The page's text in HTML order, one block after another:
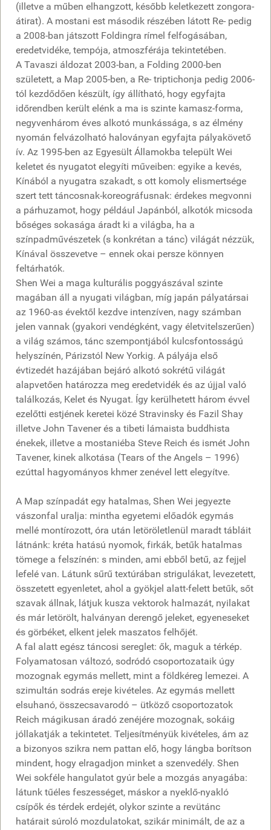
(illetve a műben elhangzott, később keletkezett zongora-
átirat). A mostani est második részében látott Re- pedig
a 2008-ban játszott Foldingra rímel felfogásában,
eredetvidéke, tempója, atmoszférája tekintetében.
A Tavaszi áldozat 2003-ban, a Folding 2000-ben
született, a Map 2005-ben, a Re- triptichonja pedig 2006-
tól kezdődően készült, így állítható, hogy egyfajta
időrendben került elénk a ma is szinte kamasz-forma,
negyvenhárom éves alkotó munkássága, s az élmény
nyomán felvázolható haloványan egyfajta pályakövető
ív. Az 1995-ben az Egyesült Államokba települt Wei
keletet és nyugatot elegyíti műveiben: egyike a kevés,
Kínából a nyugatra szakadt, s ott komoly elismertsége
szert tett táncosnak-koreográfusnak: érdekes megvonni
a párhuzamot, hogy például Japánból, alkotók micsoda
bőséges sokasága áradt ki a világba, ha a
színpadművészetek (s konkrétan a tánc) világát nézzük,
Kínával összevetve – ennek okai persze könnyen
feltárhatók.
Shen Wei a maga kulturális poggyászával szinte
magában áll a nyugati világban, míg japán pályatársai
az 1960-as évektől kezdve intenzíven, nagy számban
jelen vannak (gyakori vendégként, vagy életvitelszerűen)
a világ számos, tánc szempontjából kulcsfontosságú
helyszínén, Párizstól New Yorkig. A pályája első
évtizedét hazájában bejáró alkotó sokrétű világát
alapvetően határozza meg eredetvidék és az újjal való
találkozás, Kelet és Nyugat. Így kerülhetett három évvel
ezelőtti estjének keretei közé Stravinsky és Fazil Shay
illetve John Tavener és a tibeti lámaista buddhista
énekek, illetve a mostaniéba Steve Reich és ismét John
Tavener, kinek alkotása (Tears of the Angels – 1996)
ezúttal hagyományos khmer zenével lett elegyítve.
A Map színpadát egy hatalmas, Shen Wei jegyezte
vászonfal uralja: mintha egyetemi előadók egymás
mellé montírozott, óra után letöröletlenül maradt tábláit
látnánk: kréta hatású nyomok, firkák, betűk hatalmas
tömege a felszínén: s minden, ami ebből betű, az fejjel
lefelé van. Látunk sűrű textúrában strigulákat, levezetett,
összetett egyenletet, ahol a gyökjel alatt-felett betűk, sőt
szavak állnak, látjuk kusza vektorok halmazát, nyilakat
és már letörölt, halványan derengő jeleket, egyeneseket
és görbéket, elkent jelek maszatos felhőjét.
A fal alatt egész táncosi sereglet: ők, maguk a térkép.
Folyamatosan változó, sodródó csoportozataik úgy
mozognak egymás mellett, mint a földkéreg lemezei. A
szimultán sodrás ereje kivételes. Az egymás mellett
elsuhanó, összecsavarodó – ütköző csoportozatok
Reich mágikusan áradó zenéjére mozognak, sokáig
jóllakatják a tekintetet. Teljesítményük kivételes, ám az
a bizonyos szikra nem pattan elő, hogy lángba borítson
mindent, hogy elragadjon minket a szenvedély. Shen
Wei sokféle hangulatot gyúr bele a mozgás anyagába:
látunk tűéles feszességet, máskor a nyeklő-nyakló
csípők és térdek erdejét, olykor szinte a revütánc
határait súroló mozdulatokat, szikár minimált, de az a